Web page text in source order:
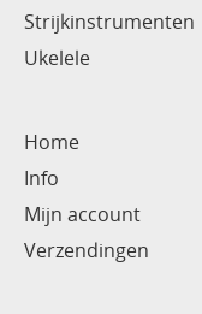
Strijkinstrumenten
Ukelele
Home
Info
Mijn account
Verzendingen